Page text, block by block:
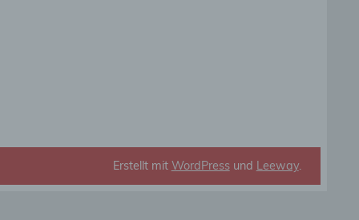
Erstellt mit WordPressund Leeway.